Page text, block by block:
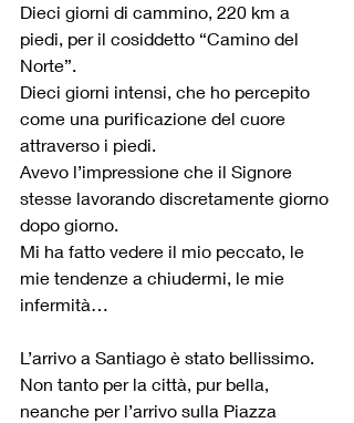
Dieci giorni di cammino, 220 km a
piedi, per il cosiddetto “Camino del
Norte”.
Dieci giorni intensi, che ho percepito
come una purificazione del cuore
attraverso i piedi.
Avevo l’impressione che il Signore
stesse lavorando discretamente giorno
dopo giorno.
Mi ha fatto vedere il mio peccato, le
mie tendenze a chiudermi, le mie
infermità…
L’arrivo a Santiago è stato bellissimo.
Non tanto per la città, pur bella,
neanche per l’arrivo sulla Piazza